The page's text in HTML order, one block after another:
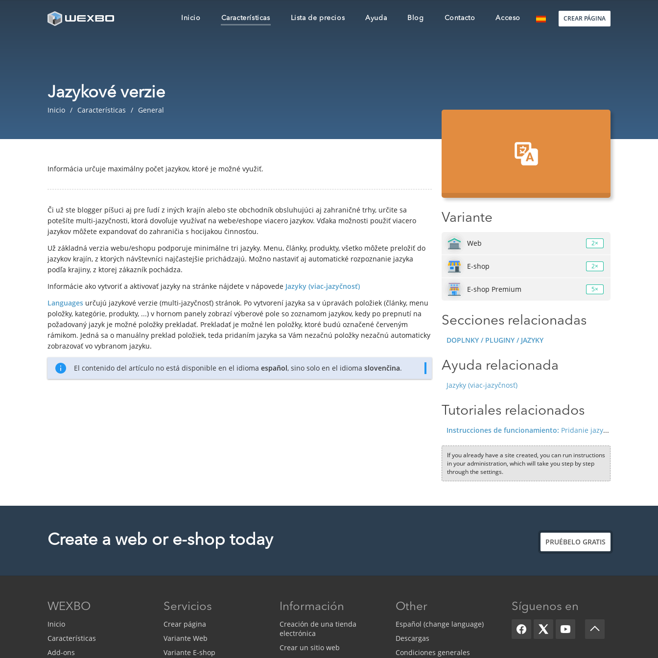
Inicio Características Lista de precios Ayuda Blog Contacto Acceso CREAR PÁGINA
Jazykové verzie
Inicio Características General
Informácia určuje maximálny počet jazykov, ktoré je možné využiť.
Či už ste blogger píšuci aj pre ľudí z iných krajín alebo ste obchodník obsluhujúci aj zahraničné trhy, určite sa
potešíte multi-jazyčnosti, ktorá dovoľuje využívať na webe/eshope viacero jazykov. Vďaka možnosti použiť viacero
jazykov môžete expandovať do zahraničia s hocijakou činnosťou.
Už základná verzia webu/eshopu podporuje minimálne tri jazyky. Menu, články, produkty, všetko môžete preložiť do
jazykov krajín, z ktorých návštevníci najčastejšie prichádzajú. Možno nastaviť aj automatické rozpoznanie jazyka
podľa krajiny, z ktorej zákazník pochádza.
Informácie ako vytvoriť a aktivovať jazyky na stránke nájdete v nápovede Jazyky (viac-jazyčnosť)
Languages určujú jazykové verzie (multi-jazyčnosť) stránok. Po vytvorení jazyka sa v úpravách položiek (články, menu
položky, kategórie, produkty, ...) v hornom panely zobrazí výberové pole so zoznamom jazykov, kedy po prepnutí na
požadovaný jazyk je možné položky prekladať. Prekladať je možné len položky, ktoré budú označené červeným
rámikom. Jedná sa o manuálny preklad položiek, teda pridaním jazyka sa Vám nezačnú položky nezačnú automaticky
zobrazovať vo vybranom jazyku.
El contenido del artículo no está disponible en el idioma español, sino solo en el idioma slovenčina.
Variante
Web 2×
E-shop 2×
E-shop Premium 5×
Secciones relacionadas
DOPLNKY / PLUGINY / JAZYKY
Ayuda relacionada
Jazyky (viac-jazyčnosť)
Tutoriales relacionados
Instrucciones de funcionamiento: Pridanie jazyka (multi-jayzčnosť)
If you already have a site created, you can run instructions
in your administration, which will take you step by step
through the settings.
Create a web or e-shop today PRUÉBELO GRATIS
WEXBO
Inicio
Características
Add-ons
Servicios
Crear página
Variante Web
Variante E-shop
Información
Creación de una tienda
electrónica
Crear un sitio web
Other
Español (change language)
Descargas
Condiciones generales
Síguenos en